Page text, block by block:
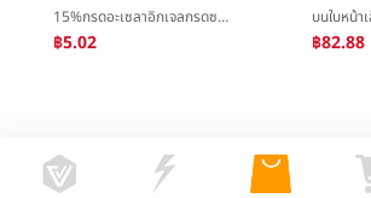
15%กรดอะเซลาอิกเจลกรดซาลิไซลิกพิถีพิถันรูขุมขนการแปรสภาพดาษพิมพ์สุทธิหยานหนิงลู่ç¥ดาษครีมการรวมกันปกเยื่อหุ้มเซลล์แต่งตัว
฿5.02 ฿82.88